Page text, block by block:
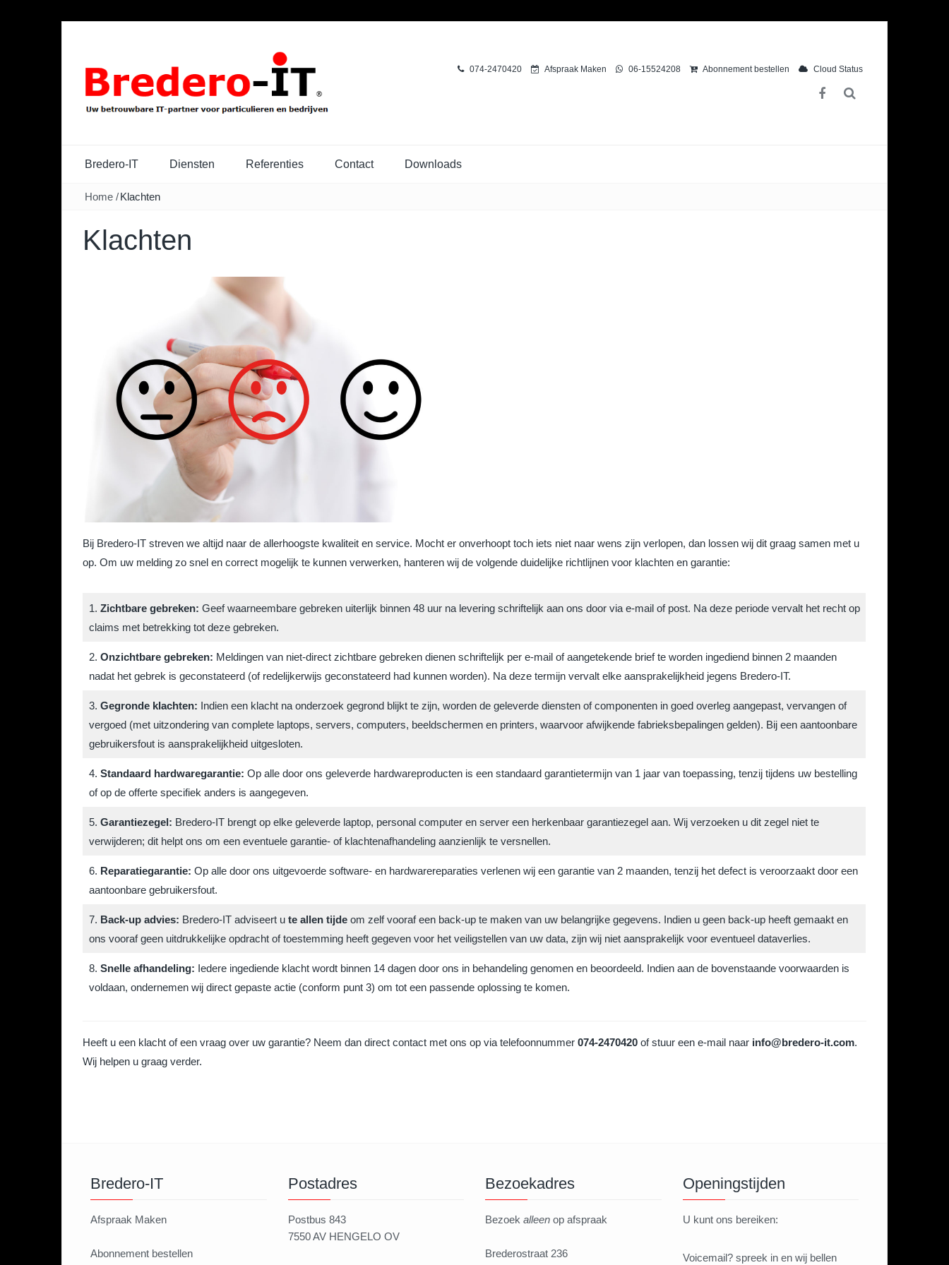
074-2470420 Afspraak Maken 06-15524208 Abonnement bestellen Cloud Status
Bredero-IT Diensten Referenties Contact Downloads
Home /Klachten
Klachten
Bij Bredero-IT streven we altijd naar de allerhoogste kwaliteit en service. Mocht er onverhoopt toch iets niet naar wens zijn verlopen, dan lossen wij dit graag samen met u
op. Om uw melding zo snel en correct mogelijk te kunnen verwerken, hanteren wij de volgende duidelijke richtlijnen voor klachten en garantie:
1. Zichtbare gebreken: Geef waarneembare gebreken uiterlijk binnen 48 uur na levering schriftelijk aan ons door via e-mail of post. Na deze periode vervalt het recht op
claims met betrekking tot deze gebreken.
2. Onzichtbare gebreken: Meldingen van niet-direct zichtbare gebreken dienen schriftelijk per e-mail of aangetekende brief te worden ingediend binnen 2 maanden
nadat het gebrek is geconstateerd (of redelijkerwijs geconstateerd had kunnen worden). Na deze termijn vervalt elke aansprakelijkheid jegens Bredero-IT.
3. Gegronde klachten: Indien een klacht na onderzoek gegrond blijkt te zijn, worden de geleverde diensten of componenten in goed overleg aangepast, vervangen of
vergoed (met uitzondering van complete laptops, servers, computers, beeldschermen en printers, waarvoor afwijkende fabrieksbepalingen gelden). Bij een aantoonbare
gebruikersfout is aansprakelijkheid uitgesloten.
4. Standaard hardwaregarantie: Op alle door ons geleverde hardwareproducten is een standaard garantietermijn van 1 jaar van toepassing, tenzij tijdens uw bestelling
of op de offerte specifiek anders is aangegeven.
5. Garantiezegel: Bredero-IT brengt op elke geleverde laptop, personal computer en server een herkenbaar garantiezegel aan. Wij verzoeken u dit zegel niet te
verwijderen; dit helpt ons om een eventuele garantie- of klachtenafhandeling aanzienlijk te versnellen.
6. Reparatiegarantie: Op alle door ons uitgevoerde software- en hardwarereparaties verlenen wij een garantie van 2 maanden, tenzij het defect is veroorzaakt door een
aantoonbare gebruikersfout.
7. Back-up advies: Bredero-IT adviseert u te allen tijdeom zelf vooraf een back-up te maken van uw belangrijke gegevens. Indien u geen back-up heeft gemaakt en
ons vooraf geen uitdrukkelijke opdracht of toestemming heeft gegeven voor het veiligstellen van uw data, zijn wij niet aansprakelijk voor eventueel dataverlies.
8. Snelle afhandeling: Iedere ingediende klacht wordt binnen 14 dagen door ons in behandeling genomen en beoordeeld. Indien aan de bovenstaande voorwaarden is
voldaan, ondernemen wij direct gepaste actie (conform punt 3) om tot een passende oplossing te komen.
Heeft u een klacht of een vraag over uw garantie? Neem dan direct contact met ons op via telefoonnummer 074-2470420 of stuur een e-mail naar info@bredero-it.com.
Wij helpen u graag verder.
Bredero-IT
Afspraak Maken
Abonnement bestellen
Postadres
Postbus 843
7550 AV HENGELO OV
Bezoekadres
Bezoek alleen op afspraak
Brederostraat 236
Openingstijden
U kunt ons bereiken:
Voicemail? spreek in en wij bellen